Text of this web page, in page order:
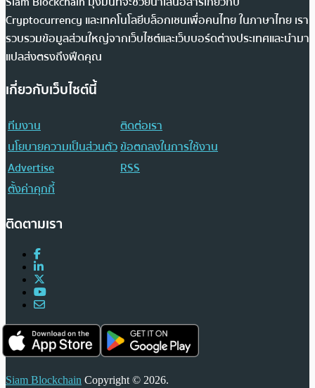
Cryptocurrency และเทคโนโลยีบล็อกเชนเพื่อคนไทย ในภาษาไทย เรา
รวบรวมข้อมูลส่วนใหญ่จากเว็บไซต์และเว็บบอร์ดต่างประเทศและนำมา
แปลส่งตรงถึงฟีดคุณ
เกี่ยวกับเว็บไซต์นี้
ทีมงาน
ติดต่อเรา
นโยบายความเป็นส่วนตัวข้อตกลงในการใช้งาน
Advertise
RSS
ตั้งค่าคุกกี้
ติดตามเรา
Siam Blockchain Copyright © 2026.